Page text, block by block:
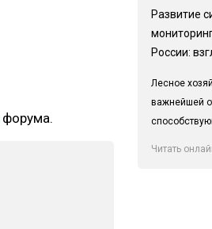
форума.
Развитие
России:
Лесное
важнейшей
Читать